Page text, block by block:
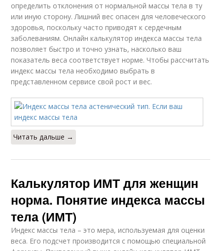
определить отклонения от нормальной массы тела в ту
или иную сторону. Лишний вес опасен для человеческого
здоровья, поскольку часто приводят к сердечным
заболеваниям. Онлайн калькулятор индекса массы тела
позволяет быстро и точно узнать, насколько ваш
показатель веса соответствует норме. Чтобы рассчитать
индекс массы тела необходимо выбрать в
представленном сервисе свой рост и вес.
Читать дальше →
Калькулятор ИМТ для женщин
норма. Понятие индекса массы
тела (ИМТ)
Индекс массы тела – это мера, используемая для оценки
веса. Его подсчет производится с помощью специальной